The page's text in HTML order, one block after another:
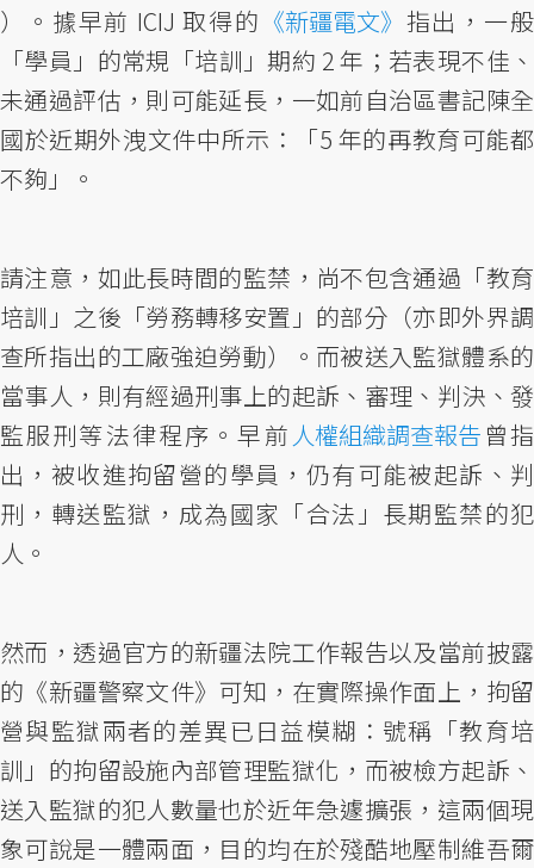
）。據早前 ICIJ 取得的 《新疆電文》 指出，一般
「學員」的常規「培訓」期約 2 年；若表現不佳、
未通過評估，則可能延長，一如前自治區書記陳全
國於近期外洩文件中所示：「5 年的再教育可能都
不夠」。
請注意，如此長時間的監禁，尚不包含通過「教育
培訓」之後「勞務轉移安置」的部分（亦即外界調
查所指出的工廠強迫勞動）。而被送入監獄體系的
當事人，則有經過刑事上的起訴、審理、判決、發
監服刑等法律程序。早前 人權組織調查報告 曾指
出，被收進拘留營的學員，仍有可能被起訴、判
刑，轉送監獄，成為國家「合法」長期監禁的犯
人。
然而，透過官方的新疆法院工作報告以及當前披露
的《新疆警察文件》可知，在實際操作面上，拘留
營與監獄兩者的差異已日益模糊：號稱「教育培
訓」的拘留設施內部管理監獄化，而被檢方起訴、
送入監獄的犯人數量也於近年急遽擴張，這兩個現
象可說是一體兩面，目的均在於殘酷地壓制維吾爾